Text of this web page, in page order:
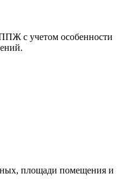
ППЖ с учетом особенности
площади помещения и